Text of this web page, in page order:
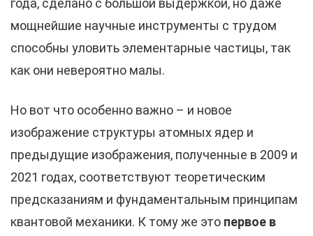
года, сделано с большой выдержкой, но даже
мощнейшие научные инструменты с трудом
способны уловить элементарные частицы, так
как они невероятно малы.
Но вот что особенно важно – и новое
изображение структуры атомных ядер и
предыдущие изображения, полученные в 2009 и
2021 годах, соответствуют теоретическим
предсказаниям и фундаментальным принципам
квантовой механики. К тому же это первое в